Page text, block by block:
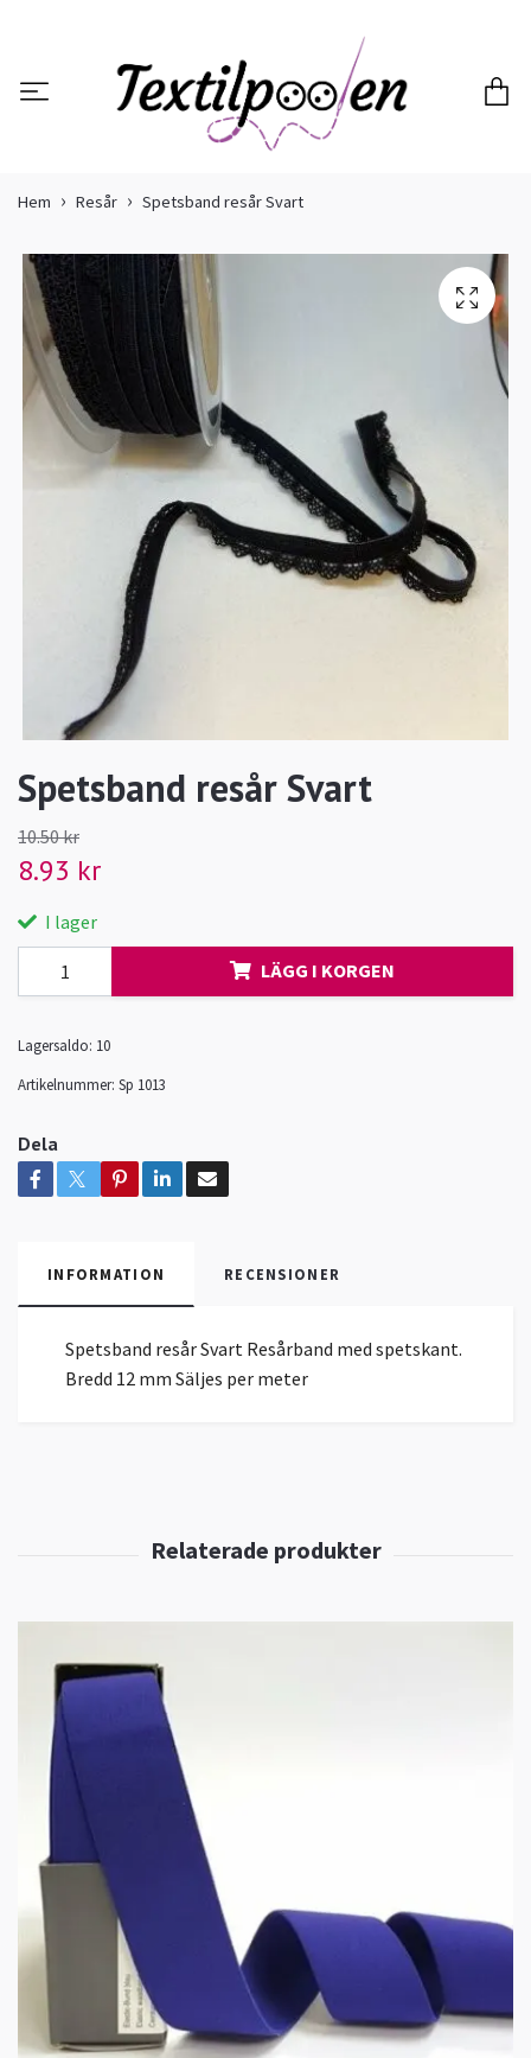
Hem Resår Spetsband resår Svart
Spetsband resår Svart
10.50 kr
8.93 kr
I lager
LÄGG I KORGEN
Lagersaldo: 10
Artikelnummer: Sp 1013
Dela
INFORMATION RECENSIONER
Spetsband resår Svart Resårband med spetskant.
Bredd 12 mm Säljes per meter